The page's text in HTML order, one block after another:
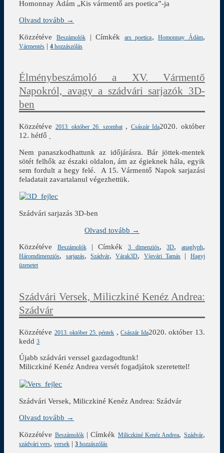
Homonnay Ádám „Kis vármentő ars poetica”-ja
Olvasd tovább →
Közzétéve
Beszámolók|Címkék ars poetica,Homonnay Ádám,
Vármentés |4 hozzászólás
Élménybeszámoló a XV. Vármentő
Napokról, avagy a szádvári sarjazók 3D-
ben
Közzétéve 2013. október 26. szombat , Császár Ida2020. október
12. hétfő
Nem panaszkodhattunk az időjárásra. Bár jöttek-mentek
sötét felhők az északi oldalon, ám az égieknek hála, egyik
sem fordult a hegy felé. A 15. Vármentő Napok sarjazási
feladatait zavartalanul végezhettük.
Szádvári sarjazás 3D-ben
Olvasd tovább →
Közzétéve
Beszámolók|Címkék 3 dimenziós,3D, anaglyph,
Háromdimenziós, sarjazás, Szádvár,Várak3D, Vígvári Tamás |
Hagyj
üzenetet
Szádvári Versek, Miliczkiné Kenéz Andrea:
Szádvár
Közzétéve 2013. október 25. péntek ,Császár Ida2020. október 13.
kedd 3
Újabb szádvári verssel gazdagodtunk!
Miliczkiné Kenéz Andrea versét fogadjátok szeretettel!
Szádvári Versek, Miliczkiné Kenéz Andrea: Szádvár
Olvasd tovább →
Közzétéve Beszámolók|Címkék Miliczkiné Kenéz Andrea, Szádvár,
szádvári vers,versek |3 hozzászólás